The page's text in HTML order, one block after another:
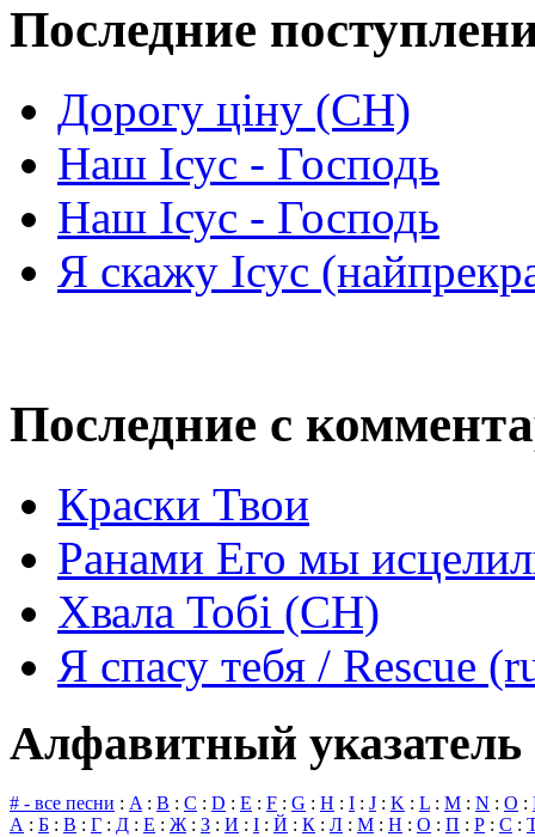
Последние
Дорогу ціну (СН)
Наш Ісус - Господь
Наш Ісус - Господь
Я скажу Ісус
Последние с
Краски Твои
Ранами Его мы
Хвала Тобі (СН)
Я спасу тебя / Rescue
Алфавитный указатель
# - все песни : A : B : C : D : E : F : G : H : I : J : K : L : M : N : O :
А : Б : В : Г : Д : Е : Ж : З : И : І : Й : К : Л : М : Н : О : П : Р : С :